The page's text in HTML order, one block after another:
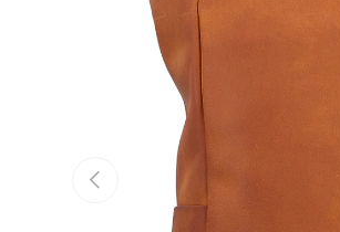
Vorherige